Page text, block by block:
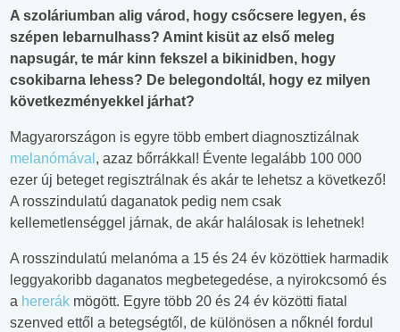
A szoláriumban alig várod, hogy csőcsere legyen, és
szépen lebarnulhass? Amint kisüt az első meleg
napsugár, te már kinn fekszel a bikinidben, hogy
csokibarna lehess? De belegondoltál, hogy ez milyen
következményekkel járhat?
Magyarországon is egyre több embert diagnosztizálnak
melanómával , azaz bőrrákkal! Évente legalább 100 000
ezer új beteget regisztrálnak és akár te lehetsz a következő!
A rosszindulatú daganatok pedig nem csak
kellemetlenséggel járnak, de akár halálosak is lehetnek!
A rosszindulatú melanóma a 15 és 24 év közöttiek harmadik
leggyakoribb daganatos megbetegedése, a nyirokcsomó és
a hererák mögött. Egyre több 20 és 24 év közötti fiatal
szenved ettől a betegségtől, de különösen a nőknél fordul